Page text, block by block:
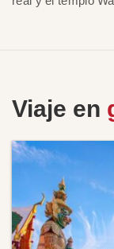
Viaje en